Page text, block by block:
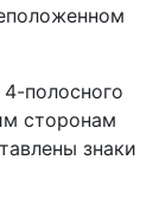
полосного
сторонам
знаки